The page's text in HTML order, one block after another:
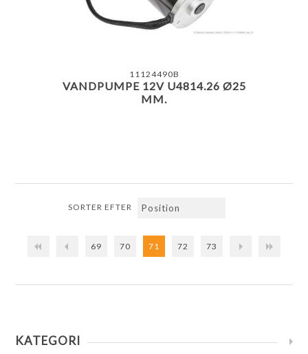
11124490B
VANDPUMPE 12V U4814.26 Ø25
MM.
SORTER EFTER
69 70 71 72 73
KATEGORI